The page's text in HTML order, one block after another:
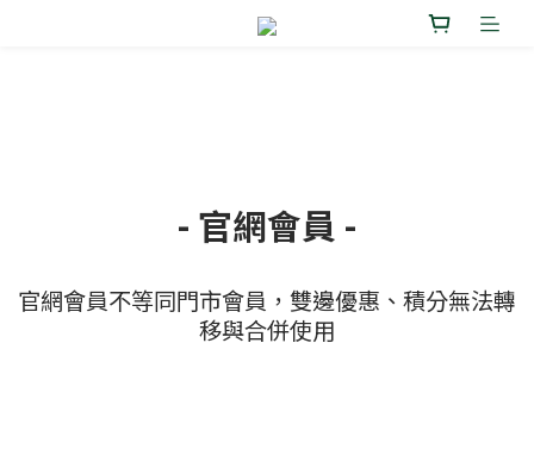
- 官網會員 -
官網會員不等同門市會員，雙邊優惠、積分無法轉
移與合併使用